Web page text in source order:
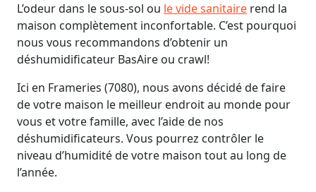
L’odeur dans le sous-sol ou le vide sanitaire rend la
maison complètement inconfortable. C’est pourquoi
nous vous recommandons d’obtenir un
déshumidificateur BasAire ou crawl!
Ici en Frameries (7080), nous avons décidé de faire
de votre maison le meilleur endroit au monde pour
vous et votre famille, avec l’aide de nos
déshumidificateurs. Vous pourrez contrôler le
niveau d’humidité de votre maison tout au long de
l’année.